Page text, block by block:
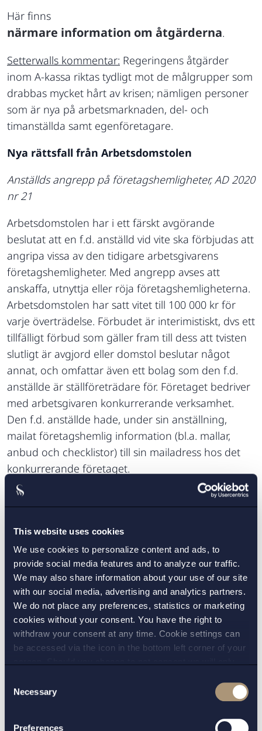
This website uses cookies
We use cookies to personalize content and ads, to
provide social media features and to analyze our traffic.
We may also share information about your use of our site
with our social media, advertising and analytics partners.
We do not place any preferences, statistics or marketing
cookies without your consent. You have the right to
withdraw your consent at any time. Cookie settings can
be accessed via the icon in the bottom left corner of your
andprivacy policy
for more details on cookies and our
Selection
Necessary
Preferences
Här finns
närmare information om åtgärderna.
Setterwalls kommentar: Regeringens åtgärder
inom A-kassa riktas tydligt mot de målgrupper som
drabbas mycket hårt av krisen; nämligen personer
som är nya på arbetsmarknaden, del- och
timanställda samt egenföretagare.
Nya rättsfall från Arbetsdomstolen
Anställds angrepp på företagshemligheter, AD 2020
nr 21
Arbetsdomstolen har i ett färskt avgörande
beslutat att en f.d. anställd vid vite ska förbjudas att
angripa vissa av den tidigare arbetsgivarens
företagshemligheter. Med angrepp avses att
anskaffa, utnyttja eller röja företagshemligheterna.
Arbetsdomstolen har satt vitet till 100 000 kr för
varje överträdelse. Förbudet är interimistiskt, dvs ett
tillfälligt förbud som gäller fram till dess att tvisten
slutligt är avgjord eller domstol beslutar något
annat, och omfattar även ett bolag som den f.d.
anställde är ställföreträdare för. Företaget bedriver
med arbetsgivaren konkurrerande verksamhet.
Den f.d. anställde hade, under sin anställning,
mailat företagshemlig information (bl.a. mallar,
anbud och checklistor) till sin mailadress hos det
konkurrerande företaget.
Arbetsgivaren begärde även att Kronofogden
skulle ta hand om bl.a. datorer och telefoner från
det konkurrerande företaget. Arbetsgivaren hade
dock inte framgång i denna fråga eftersom
Arbetsdomstolen bedömde att åtgärden, under de
aktuella omständigheterna, inte var skälig och att
dessutom arbetsgivarens intresse av att slippa
angrepp på företagshemligheterna redan var
tillgodosett genom vitesförbudet.
Hela rättsfallet kan läsas här.
företagshemligheter mot angrepp från anställda